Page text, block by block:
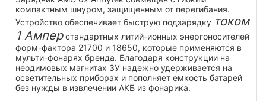
компактным шнуром, защищенным от перегибания.
Устройство обеспечивает быструю подзарядку током
1 Амперстандартных литий-ионных энергоносителей
форм-фактора 21700 и 18650, которые применяются в
мульти-фонарях бренда. Благодаря конструкции на
неодимовых магнитах ЗУ надежно удерживается на
осветительных приборах и пополняет емкость батарей
без нужды в извлечении АКБ из фонарика.